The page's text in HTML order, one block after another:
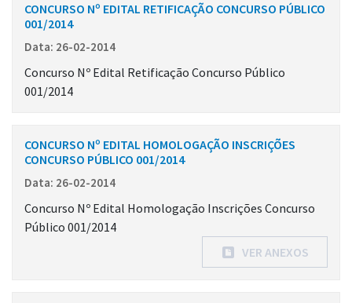
CONCURSO Nº EDITAL RETIFICAÇÃO CONCURSO PÚBLICO
001/2014
Data: 26-02-2014
Concurso Nº Edital Retificação Concurso Público
001/2014
CONCURSO Nº EDITAL HOMOLOGAÇÃO INSCRIÇÕES
CONCURSO PÚBLICO 001/2014
Data: 26-02-2014
Concurso Nº Edital Homologação Inscrições Concurso
Público 001/2014
VER ANEXOS